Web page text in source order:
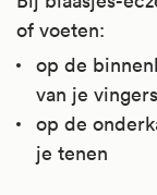
of voeten:
op de
van je vingers
op de
je tenen